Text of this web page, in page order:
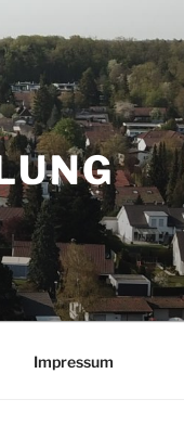
Impressum